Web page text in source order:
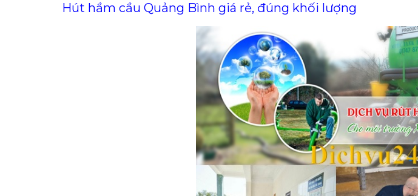
Hút hầm cầu Quảng Bình giá rẻ, đúng khối lượng